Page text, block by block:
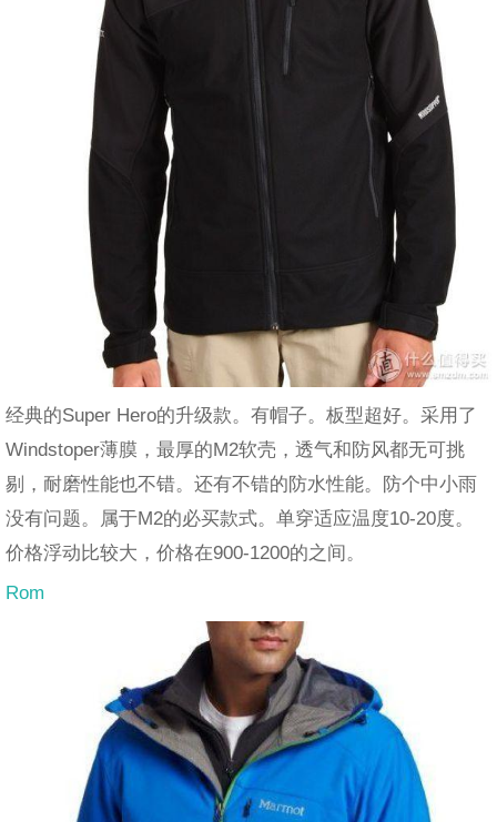
经典的Super Hero的升级款。有帽子。板型超好。采用了
Windstoper薄膜，最厚的M2软壳，透气和防风都无可挑
剔，耐磨性能也不错。还有不错的防水性能。防个中小雨
没有问题。属于M2的必买款式。单穿适应温度10-20度。
价格浮动比较大，价格在900-1200的之间。
Rom